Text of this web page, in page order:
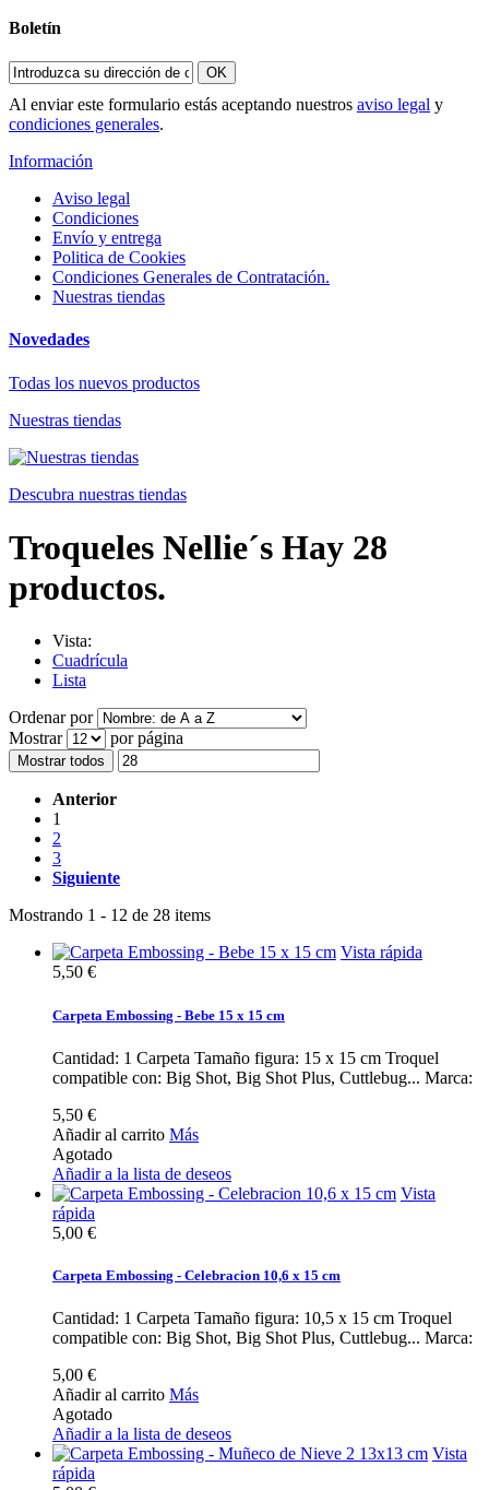
Boletín
OK
Al enviar este formulario estás aceptando nuestros aviso legal y
condiciones generales.
Información
Aviso legal
Condiciones
Envío y entrega
Politica de Cookies
Condiciones Generales de Contratación.
Nuestras tiendas
Novedades
Todas los nuevos productos
Nuestras tiendas
Descubra nuestras tiendas
Troqueles Nellie´s Hay 28
productos.
Vista:
Cuadrícula
Lista
Ordenar por
Mostrar
por página
Mostrar todos
Anterior
1
2
3
Siguiente
Mostrando 1 - 12 de 28 items
Vista rápida
5,50 €
Carpeta Embossing - Bebe 15 x 15 cm
Cantidad: 1 Carpeta Tamaño figura: 15 x 15 cm Troquel
compatible con: Big Shot, Big Shot Plus, Cuttlebug... Marca:
5,50 €
Añadir al carrito Más
Agotado
Añadir a la lista de deseos
Vista
rápida
5,00 €
Carpeta Embossing - Celebracion 10,6 x 15 cm
Cantidad: 1 Carpeta Tamaño figura: 10,5 x 15 cm Troquel
compatible con: Big Shot, Big Shot Plus, Cuttlebug... Marca:
5,00 €
Añadir al carrito Más
Agotado
Añadir a la lista de deseos
Vista
rápida